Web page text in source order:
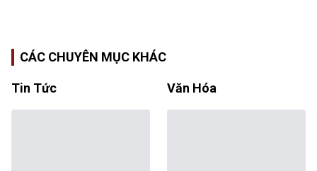
CÁC CHUYÊN MỤC KHÁC
Tin Tức Văn Hóa